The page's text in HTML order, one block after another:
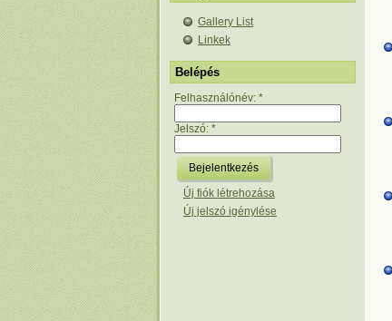
Gallery List
Linkek
Belépés
Felhasználónév: *
Jelszó: *
Új fiók létrehozása
Új jelszó igénylése